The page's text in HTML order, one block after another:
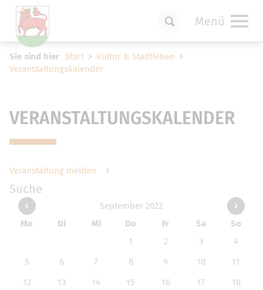
Menü
Sie sind hier Start
Kultur & Stadtleben
Veranstaltungskalender
VERANSTALTUNGSKALENDER
Veranstaltung melden
Suche
September 2022
Mo
Di Mi Do Fr Sa
So
1
2 3
4
5
6 7 8 9 10
11
12
13 14 15 16 17
18
vornehmen zu können wird die Berechtigung
fürfunktionale Cookies